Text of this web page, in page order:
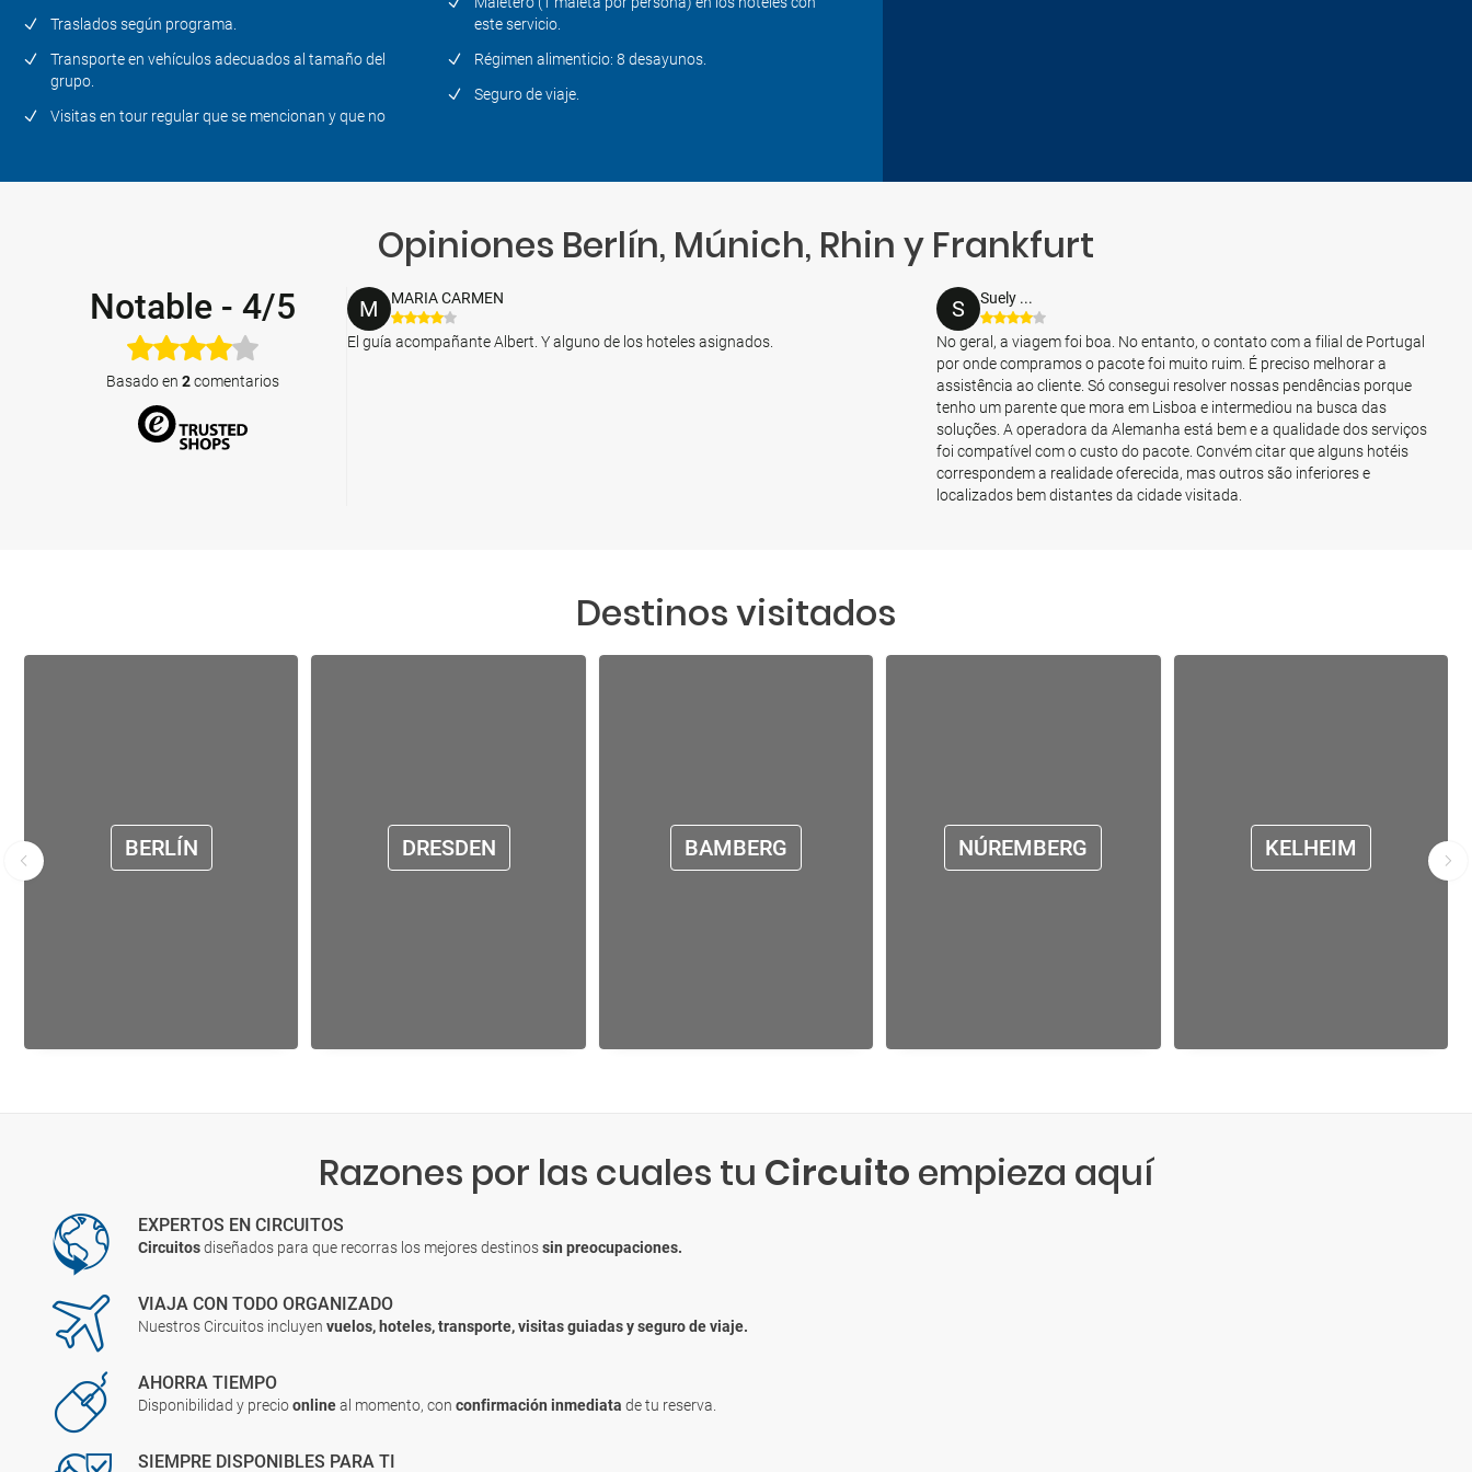
Traslados según programa.
Transporte en vehículos adecuados al tamaño del
grupo.
Visitas en tour regular que se mencionan y que no
este servicio.
Régimen alimenticio: 8 desayunos.
Seguro de viaje.
Opiniones Berlín, Múnich, Rhin y Frankfurt
Notable - 4/5
Basado en 2comentarios
M MARIA CARMEN
El guía acompañante Albert. Y alguno de los hoteles asignados.
S Suely ...
No geral, a viagem foi boa. No entanto, o contato com a filial de Portugal
por onde compramos o pacote foi muito ruim. É preciso melhorar a
assistência ao cliente. Só consegui resolver nossas pendências porque
tenho um parente que mora em Lisboa e intermediou na busca das
soluções. A operadora da Alemanha está bem e a qualidade dos serviços
foi compatível com o custo do pacote. Convém citar que alguns hotéis
correspondem a realidade oferecida, mas outros são inferiores e
localizados bem distantes da cidade visitada.
Destinos visitados
BERLÍN DRESDEN BAMBERG NÚREMBERG KELHEIM
Razones por las cuales tu Circuito empieza aquí
EXPERTOS EN CIRCUITOS
Circuitosdiseñados para que recorras los mejores destinossin preocupaciones.
VIAJA CON TODO ORGANIZADO
Nuestros Circuitos incluyenvuelos, hoteles, transporte, visitas guiadas y seguro de viaje.
AHORRA TIEMPO
Disponibilidad y precioonlineal momento, conconfirmación inmediatade tu reserva.
SIEMPRE DISPONIBLES PARA TI